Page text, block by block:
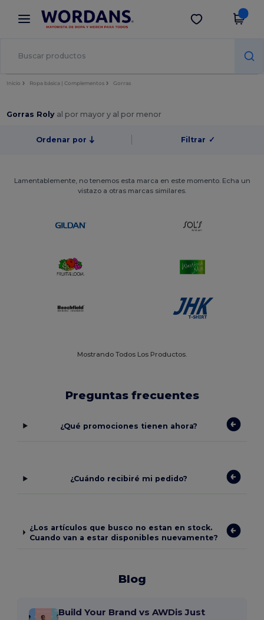
× App de Wordans
¡Mejores precios en app!
Descargar app
Inicio Ropa básica | Complementos Gorras
Gorras Roly al por mayor y al por menor
Ordenar por Filtrar ✓
Lamentablemente, no tenemos esta marca en este momento. Echa un
vistazo a otras marcas similares.
Mostrando Todos Los Productos.
Preguntas frecuentes
¿Qué promociones tienen ahora?
¿Cuándo recibiré mi pedido?
¿Los artículos que busco no estan en stock.
Cuando van a estar disponibles nuevamente?
Blog
Build Your Brand vs AWDis Just